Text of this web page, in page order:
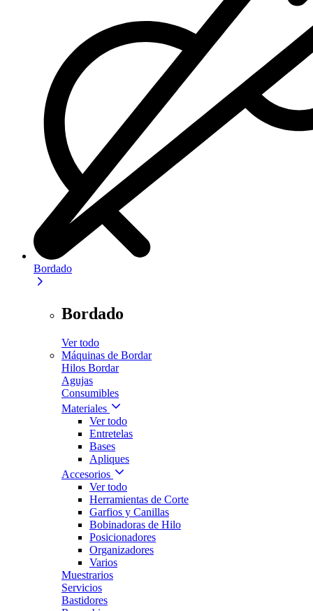
Bordado
Bordado
Ver todo
Máquinas de Bordar
Hilos Bordar
Agujas
Consumibles
Materiales
Ver todo
Entretelas
Bases
Apliques
Accesorios
Ver todo
Herramientas de Corte
Garfios y Canillas
Bobinadoras de Hilo
Posicionadores
Organizadores
Varios
Muestrarios
Servicios
Bastidores